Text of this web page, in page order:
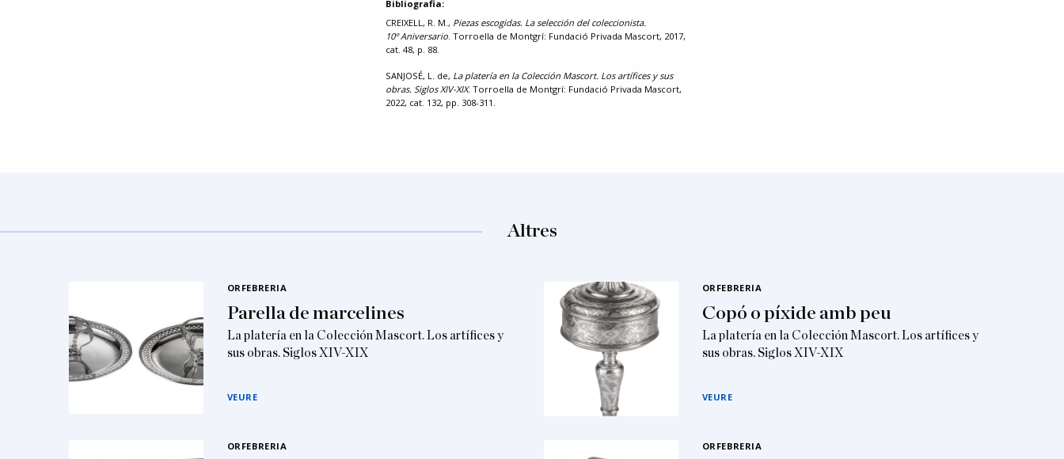
Bibliografia:
CREIXELL, R. M., Piezas escogidas. La selección del coleccionista.
10º Aniversario. Torroella de Montgrí: Fundació Privada Mascort, 2017,
cat. 48, p. 88.
SANJOSÉ, L. de, La platería en la Colección Mascort. Los artífices y sus
obras. Siglos XIV-XIX. Torroella de Montgrí: Fundació Privada Mascort,
2022, cat. 132, pp. 308-311.
Altres
ORFEBRERIA
Parella de marcelines
La platería en la Colección Mascort. Los artífices y
sus obras. Siglos XIV-XIX
VEURE
ORFEBRERIA
Copó o píxide amb peu
La platería en la Colección Mascort. Los artífices y
sus obras. Siglos XIV-XIX
VEURE
ORFEBRERIA ORFEBRERIA